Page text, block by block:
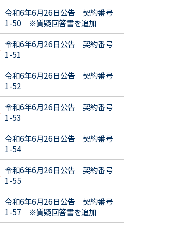
令和6年6月26日公告 契約番号
1-50 ※質疑回答書を追加
令和6年6月26日公告 契約番号
1-51
令和6年6月26日公告 契約番号
1-52
令和6年6月26日公告 契約番号
1-53
令和6年6月26日公告 契約番号
1-54
令和6年6月26日公告 契約番号
1-55
令和6年6月26日公告 契約番号
1-57 ※質疑回答書を追加